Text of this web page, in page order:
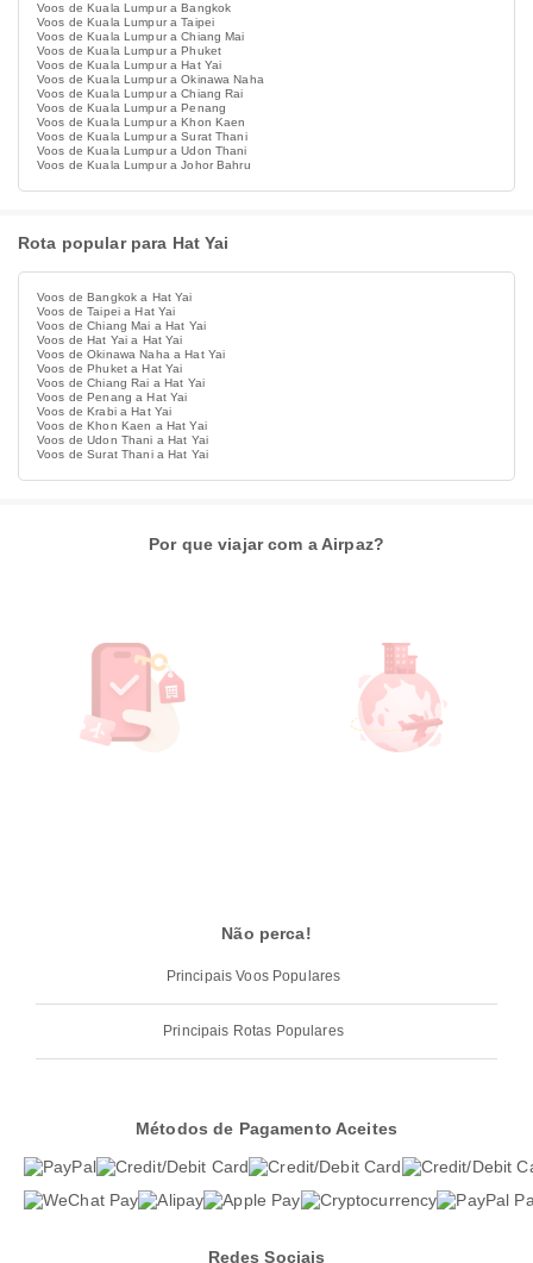
Voos de Kuala Lumpur a Bangkok
Voos de Kuala Lumpur a Taipei
Voos de Kuala Lumpur a Chiang Mai
Voos de Kuala Lumpur a Phuket
Voos de Kuala Lumpur a Hat Yai
Voos de Kuala Lumpur a Okinawa Naha
Voos de Kuala Lumpur a Chiang Rai
Voos de Kuala Lumpur a Penang
Voos de Kuala Lumpur a Khon Kaen
Voos de Kuala Lumpur a Surat Thani
Voos de Kuala Lumpur a Udon Thani
Voos de Kuala Lumpur a Johor Bahru
Rota popular para Hat Yai
Voos de Bangkok a Hat Yai
Voos de Taipei a Hat Yai
Voos de Chiang Mai a Hat Yai
Voos de Hat Yai a Hat Yai
Voos de Okinawa Naha a Hat Yai
Voos de Phuket a Hat Yai
Voos de Chiang Rai a Hat Yai
Voos de Penang a Hat Yai
Voos de Krabi a Hat Yai
Voos de Khon Kaen a Hat Yai
Voos de Udon Thani a Hat Yai
Voos de Surat Thani a Hat Yai
Por que viajar com a Airpaz?
Não perca!
Principais Voos Populares
Principais Rotas Populares
Métodos de Pagamento Aceites
Redes Sociais